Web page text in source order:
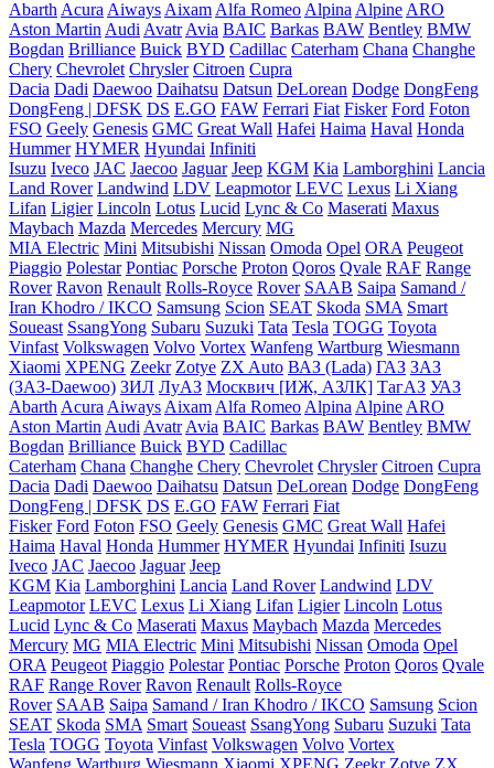
Abarth Acura Aiways Aixam Alfa Romeo Alpina Alpine ARO
Aston Martin Audi Avatr Avia BAIC Barkas BAW Bentley BMW
Bogdan Brilliance Buick BYD Cadillac Caterham Chana Changhe
Chery Chevrolet Chrysler Citroen Cupra
Dacia Dadi Daewoo Daihatsu Datsun DeLorean Dodge DongFeng
DongFeng | DFSK DS E.GO FAW Ferrari Fiat Fisker Ford Foton
FSO Geely Genesis GMC Great Wall Hafei Haima Haval Honda
Hummer HYMER Hyundai Infiniti
Isuzu Iveco JAC Jaecoo Jaguar Jeep KGM Kia Lamborghini Lancia
Land Rover Landwind LDV Leapmotor LEVC Lexus Li Xiang
Lifan Ligier Lincoln Lotus Lucid Lync & Co Maserati Maxus
Maybach Mazda Mercedes Mercury MG
MIA Electric Mini Mitsubishi Nissan Omoda Opel ORA Peugeot
Piaggio Polestar Pontiac Porsche Proton Qoros Qvale RAF Range
Rover Ravon Renault Rolls-Royce Rover SAAB Saipa Samand /
Iran Khodro / IKCO Samsung Scion SEAT Skoda SMA Smart
Soueast SsangYong Subaru Suzuki Tata Tesla TOGG Toyota
Vinfast Volkswagen Volvo Vortex Wanfeng Wartburg Wiesmann
Xiaomi XPENG Zeekr Zotye ZX Auto ВАЗ (Lada) ГАЗ ЗАЗ
(ЗАЗ-Daewoo) ЗИЛ ЛуАЗ Москвич [ИЖ, АЗЛК] ТагАЗ УАЗ
Abarth Acura Aiways Aixam Alfa Romeo Alpina Alpine ARO
Aston Martin Audi Avatr Avia BAIC Barkas BAW Bentley BMW
Bogdan Brilliance Buick BYD Cadillac
Caterham Chana Changhe Chery Chevrolet Chrysler Citroen Cupra
Dacia Dadi Daewoo Daihatsu Datsun DeLorean Dodge DongFeng
DongFeng | DFSK DS E.GO FAW Ferrari Fiat
Fisker Ford Foton FSO Geely Genesis GMC Great Wall Hafei
Haima Haval Honda Hummer HYMER Hyundai Infiniti Isuzu
Iveco JAC Jaecoo Jaguar Jeep
KGM Kia Lamborghini Lancia Land Rover Landwind LDV
Leapmotor LEVC Lexus Li Xiang Lifan Ligier Lincoln Lotus
Lucid Lync & Co Maserati Maxus Maybach Mazda Mercedes
Mercury MG MIA Electric Mini Mitsubishi Nissan Omoda Opel
ORA Peugeot Piaggio Polestar Pontiac Porsche Proton Qoros Qvale
RAF Range Rover Ravon Renault Rolls-Royce
Rover SAAB Saipa Samand / Iran Khodro / IKCO Samsung Scion
SEAT Skoda SMA Smart Soueast SsangYong Subaru Suzuki Tata
Tesla TOGG Toyota Vinfast Volkswagen Volvo Vortex
Wanfeng Wartburg Wiesmann Xiaomi XPENG Zeekr Zotye ZX